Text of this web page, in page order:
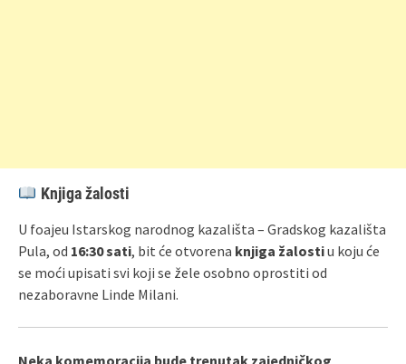
Knjiga žalosti
U foajeu Istarskog narodnog kazališta – Gradskog kazališta
Pula, od 16:30 sati, bit će otvorena knjiga žalostiu koju će
se moći upisati svi koji se žele osobno oprostiti od
nezaboravne Linde Milani.